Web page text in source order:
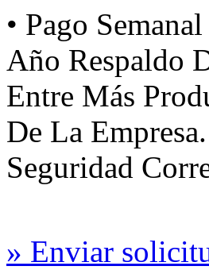
• Pago
Año Respaldo
Entre Más
De La
Seguridad
» Enviar